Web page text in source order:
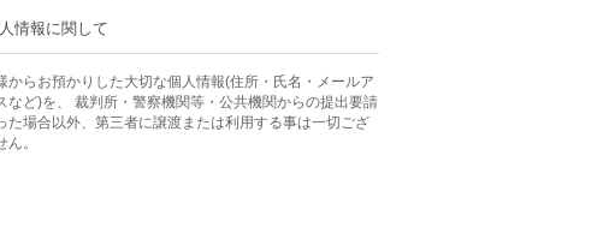
情報に関して
からお預かりした大切な個人情報(住所・氏名・メールア
など)を、 裁判所・警察機関等・公共機関からの提出要請
た場合以外、第三者に譲渡または利用する事は一切ござ
ん。